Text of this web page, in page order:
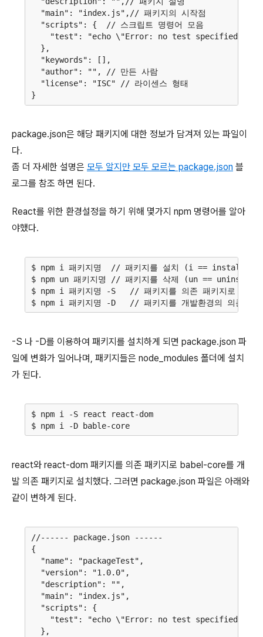
  "main": "index.js",// 패키지의 시작점
  "scripts": {  // 스크립트 명령어 모음
"test": "echo \"Error: no test specified\"
  },
  "keywords": [],
  "author": "", // 만든 사람
  "license": "ISC" // 라이센스 형태
package.json은 해당 패키지에 대한 정보가 담겨져 있는 파일이
다.
좀 더 자세한 설명은 모두 알지만 모두 모르는 package.json 블
로그를 참조 하면 된다.
React를 위한 환경설정을 하기 위해 몇가지 npm 명령어를 알아
야했다.
$ npm i 패키지명  // 패키지를 설치 (i == install)
$ npm un 패키지명 // 패키지를 삭제 (un == uninstall)
$ npm i 패키지명 -S   // 패키지를 의존 패키지로 설
-S 나 -D를 이용하여 패키지를 설치하게 되면 package.json 파
일에 변화가 일어나며, 패키지들은 node_modules 폴더에 설치
가 된다.
$ npm i -S react react-dom
$ npm i -D bable-core
react와 react-dom 패키지를 의존 패키지로 babel-core를 개
발 의존 패키지로 설치했다. 그러면 package.json 파일은 아래와
같이 변하게 된다.
//------ package.json ------
{
  "name": "packageTest",
  "version": "1.0.0",
  "description": "",
  "main": "index.js",
  "scripts": {
"test": "echo \"Error: no test specified\"
  },